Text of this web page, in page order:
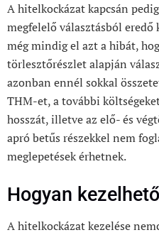
A hitelkockázat kapcsán
megfelelő választásból
még mindig el azt a hibát,
törlesztőrészlet alapján
azonban ennél sokkal
THM-et, a további
hosszát, illetve az elő- és
apró betűs részekkel nem
meglepetések érhetnek.
Hogyan
A hitelkockázat kezelése